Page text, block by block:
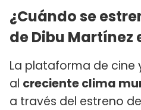
¿Cuándo se
de Dibu Martínez
La plataforma de cine
al creciente clima
a través del estreno